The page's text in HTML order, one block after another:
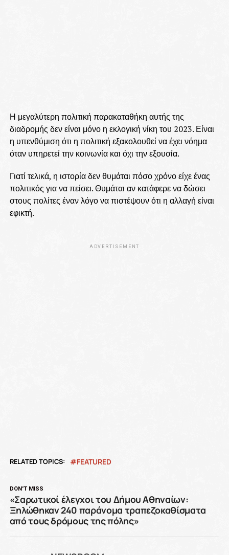
Η μεγαλύτερη πολιτική παρακαταθήκη αυτής της
διαδρομής δεν είναι μόνο η εκλογική νίκη του 2023. Είναι
η υπενθύμιση ότι η πολιτική εξακολουθεί να έχει νόημα
όταν υπηρετεί την κοινωνία και όχι την εξουσία.
Γιατί τελικά, η ιστορία δεν θυμάται πόσο χρόνο είχε ένας
πολιτικός για να πείσει. Θυμάται αν κατάφερε να δώσει
στους πολίτες έναν λόγο να πιστέψουν ότι η αλλαγή είναι
εφικτή.
ADVERTISEMENT
RELATED TOPICS: FEATURED
DON'T MISS
«Σαρωτικοί έλεγχοι του Δήμου Αθηναίων:
Ξηλώθηκαν 240 παράνομα τραπεζοκαθίσματα
από τους δρόμους της πόλης»